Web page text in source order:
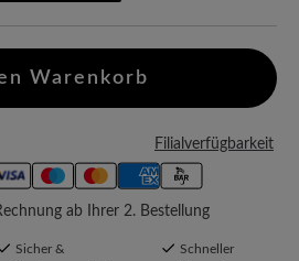
Warenkorb
Filialverfügbarkeit
ab Ihrer 2. Bestellung
Sicher &
Schneller